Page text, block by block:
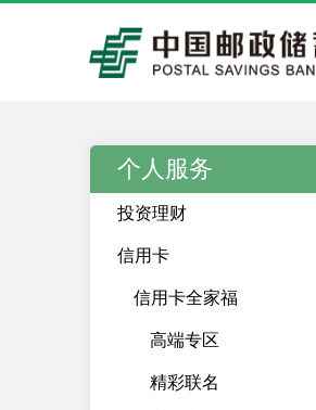
个人服务
投资理财
信用卡
信用卡全家福
高端专区
精彩联名